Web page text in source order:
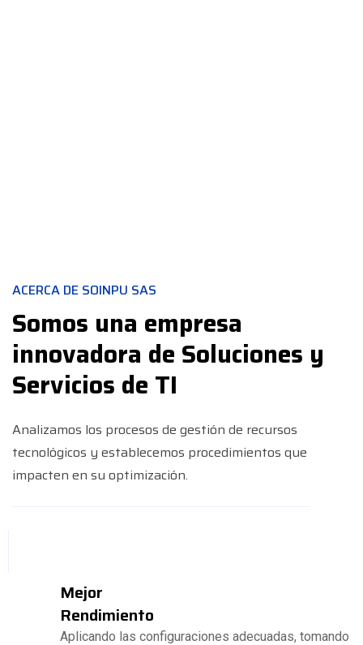
ACERCA DE SOINPU SAS
Somos una empresa
innovadora de Soluciones y
Servicios de TI
Analizamos los procesos de gestión de recursos
tecnológicos y establecemos procedimientos que
impacten en su optimización.
Mejor
Rendimiento
Aplicando las configuraciones adecuadas, tomando